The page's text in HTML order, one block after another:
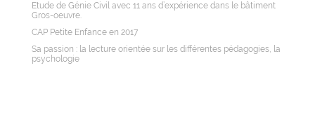
Etude de Génie Civil avec 11 ans d’expérience dans le bâtiment
Gros-oeuvre.
CAP Petite Enfance en 2017
Sa passion : la lecture orientée sur les différentes pédagogies, la
psychologie